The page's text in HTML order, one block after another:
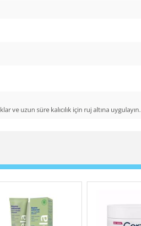
ve uzun süre kalıcılık için ruj altına uygulayın.